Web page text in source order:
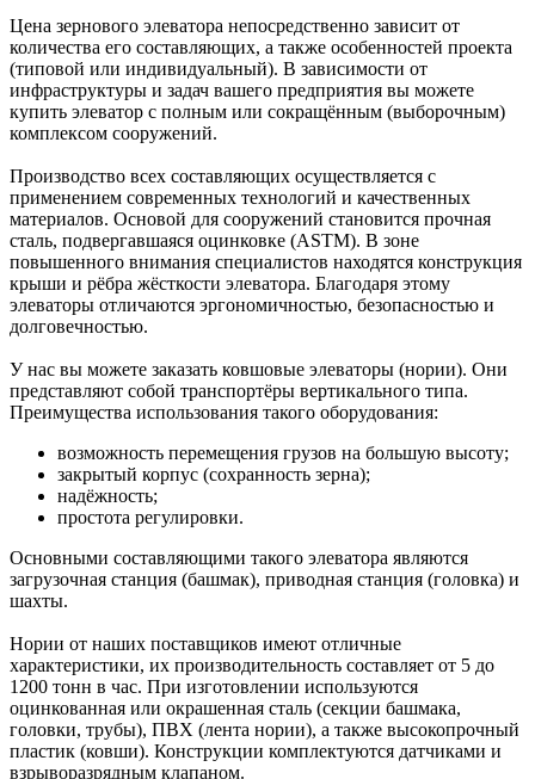
Цена зернового элеватора непосредственно зависит от
количества его составляющих, а также особенностей проекта
(типовой или индивидуальный). В зависимости от
инфраструктуры и задач вашего предприятия вы можете
купить элеватор с полным или сокращённым (выборочным)
комплексом сооружений.
Производство всех составляющих осуществляется с
применением современных технологий и качественных
материалов. Основой для сооружений становится прочная
сталь, подвергавшаяся оцинковке (ASTM). В зоне
повышенного внимания специалистов находятся конструкция
крыши и рёбра жёсткости элеватора. Благодаря этому
элеваторы отличаются эргономичностью, безопасностью и
долговечностью.
У нас вы можете заказать ковшовые элеваторы (нории). Они
представляют собой транспортёры вертикального типа.
Преимущества использования такого оборудования:
возможность перемещения грузов на большую высоту;
закрытый корпус (сохранность зерна);
надёжность;
простота регулировки.
Основными составляющими такого элеватора являются
загрузочная станция (башмак), приводная станция (головка) и
шахты.
Нории от наших поставщиков имеют отличные
характеристики, их производительность составляет от 5 до
1200 тонн в час. При изготовлении используются
оцинкованная или окрашенная сталь (секции башмака,
головки, трубы), ПВХ (лента нории), а также высокопрочный
пластик (ковши). Конструкции комплектуются датчиками и
взрыворазрядным клапаном.